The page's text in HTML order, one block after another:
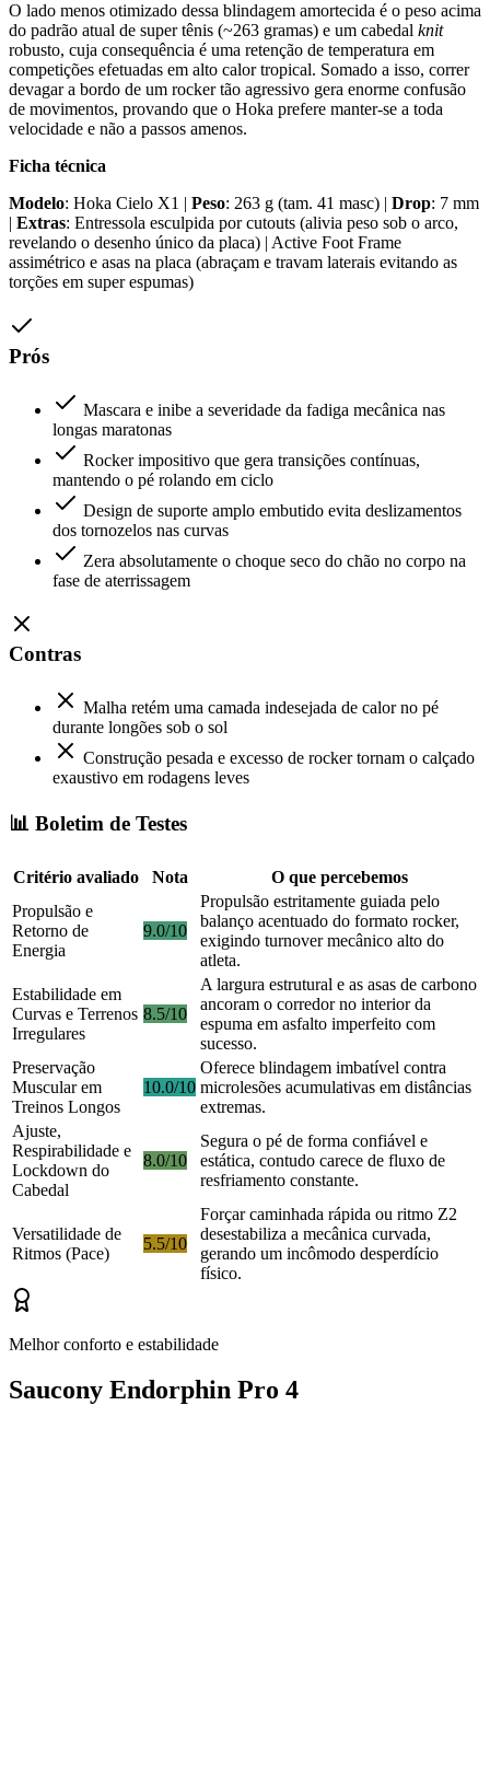
O lado menos otimizado dessa blindagem amortecida é o peso acima
do padrão atual de super tênis (~263 gramas) e um cabedal knit
robusto, cuja consequência é uma retenção de temperatura em
competições efetuadas em alto calor tropical. Somado a isso, correr
devagar a bordo de um rocker tão agressivo gera enorme confusão
de movimentos, provando que o Hoka prefere manter-se a toda
velocidade e não a passos amenos.
Ficha técnica
Modelo: Hoka Cielo X1 | Peso: 263 g (tam. 41 masc) | Drop: 7 mm
| Extras: Entressola esculpida por cutouts (alivia peso sob o arco,
revelando o desenho único da placa) | Active Foot Frame
assimétrico e asas na placa (abraçam e travam laterais evitando as
torções em super espumas)
Prós
Mascara e inibe a severidade da fadiga mecânica nas
longas maratonas
Rocker impositivo que gera transições contínuas,
mantendo o pé rolando em ciclo
Design de suporte amplo embutido evita deslizamentos
dos tornozelos nas curvas
Zera absolutamente o choque seco do chão no corpo na
fase de aterrissagem
Contras
Malha retém uma camada indesejada de calor no pé
durante longões sob o sol
Construção pesada e excesso de rocker tornam o calçado
exaustivo em rodagens leves
📊 Boletim de Testes
Critério avaliado Nota
O que percebemos
Propulsão e
Retorno de
Energia
9.0/10
Propulsão estritamente guiada pelo
balanço acentuado do formato rocker,
exigindo turnover mecânico alto do
atleta.
Estabilidade em
Curvas e Terrenos
Irregulares
8.5/10
A largura estrutural e as asas de carbono
ancoram o corredor no interior da
espuma em asfalto imperfeito com
sucesso.
Preservação
Muscular em
Treinos Longos
10.0/10
Oferece blindagem imbatível contra
microlesões acumulativas em distâncias
extremas.
Ajuste,
Respirabilidade e
Lockdown do
Cabedal
8.0/10
Segura o pé de forma confiável e
estática, contudo carece de fluxo de
resfriamento constante.
Versatilidade de
Ritmos (Pace)
5.5/10
Forçar caminhada rápida ou ritmo Z2
desestabiliza a mecânica curvada,
gerando um incômodo desperdício
físico.
Melhor conforto e estabilidade
Saucony Endorphin Pro 4